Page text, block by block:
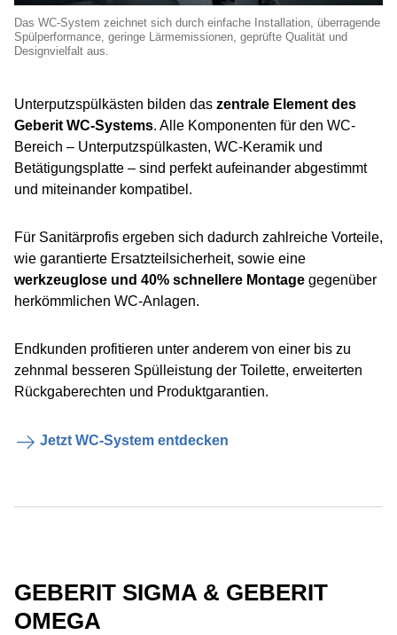
Das WC-System zeichnet sich durch einfache Installation, überragende
Spülperformance, geringe Lärmemissionen, geprüfte Qualität und
Designvielfalt aus.
Unterputzspülkästen bilden das zentrale Element des
Geberit WC-Systems. Alle Komponenten für den WC-
Bereich – Unterputzspülkasten, WC-Keramik und
Betätigungsplatte – sind perfekt aufeinander abgestimmt
und miteinander kompatibel.
Für Sanitärprofis ergeben sich dadurch zahlreiche Vorteile,
wie garantierte Ersatzteilsicherheit, sowie eine
werkzeuglose und 40% schnellere Montage gegenüber
herkömmlichen WC-Anlagen.
Endkunden profitieren unter anderem von einer bis zu
zehnmal besseren Spülleistung der Toilette, erweiterten
Rückgaberechten und Produktgarantien.
Jetzt WC-System entdecken
GEBERIT SIGMA & GEBERIT
OMEGA